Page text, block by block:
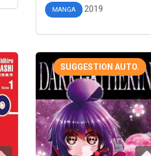
MANGA 2019
SUGGESTION AUTO.